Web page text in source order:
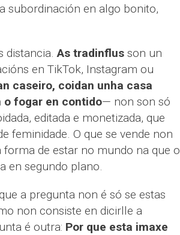
subordinación en algo bonito,
distancia.As tradinflus son un
en TikTok, Instagram ou
caseiro, coidan unha casa
fogar en contido— non son só
editada e monetizada, que
feminidade. O que se vende non
de estar no mundo na que o
en segundo plano.
a pregunta non é só se estas
non consiste en dicirlle a
é outra: Por que esta imaxe